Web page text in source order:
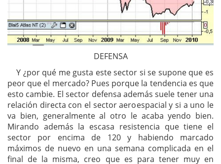
DEFENSA
Y ¿por qué me gusta este sector si se supone que es
peor que el mercado? Pues porque la tendencia es que
esto cambie. El sector defensa además suele tener una
relación directa con el sector aeroespacial y si a uno le
va bien, generalmente al otro le acaba yendo bien.
Mirando además la escasa resistencia que tiene el
sector por encima de 120 y habiendo marcado
máximos de nuevo en una semana complicada en el
final de la misma, creo que es para tener muy en